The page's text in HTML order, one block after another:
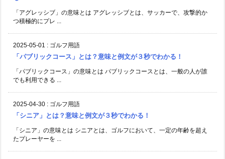
「アグレッシブ」の意味とは アグレッシブとは、サッカーで、攻撃的か
つ積極的にプレ ...
2025-05-01 : ゴルフ用語
「パブリックコース」とは？意味と例文が３秒でわかる！
「パブリックコース」の意味とは パブリックコースとは、一般の人が誰
でも利用できる ...
2025-04-30 : ゴルフ用語
「シニア」とは？意味と例文が３秒でわかる！
「シニア」の意味とは シニアとは、ゴルフにおいて、一定の年齢を超え
たプレーヤーを ...